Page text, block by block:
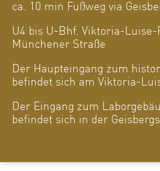
ca. 10 min Fußweg via
U4 bis U-Bhf. Viktoria-Luise-
Münchener Straße
Der Haupteingang zum
befindet sich am Viktoria-
Der Eingang zum
befindet sich in der